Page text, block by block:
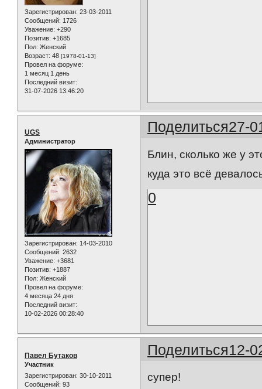
Зарегистрирован: 23-03-2011
Сообщений: 1726
Уважение: +290
Позитив: +1685
Пол: Женский
Возраст: 48 [1978-01-13]
Провел на форуме:
1 месяц 1 день
Последний визит:
31-07-2026 13:46:20
Поделиться27-
UGS
Администратор
Зарегистрирован: 14-03-2010
Сообщений: 2632
Уважение: +3681
Позитив: +1887
Пол: Женский
Провел на форуме:
4 месяца 24 дня
Последний визит:
10-02-2026 00:28:40
Блин, сколько же у
куда это всё
0
Поделиться12-
Павел Бутаков
Участник
Зарегистрирован: 30-10-2011
Сообщений: 93
супер!